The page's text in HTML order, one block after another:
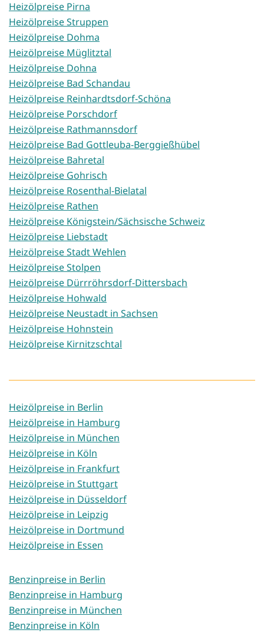
Heizölpreise Pirna
Heizölpreise Struppen
Heizölpreise Dohma
Heizölpreise Müglitztal
Heizölpreise Dohna
Heizölpreise Bad Schandau
Heizölpreise Reinhardtsdorf-Schöna
Heizölpreise Porschdorf
Heizölpreise Rathmannsdorf
Heizölpreise Bad Gottleuba-Berggießhübel
Heizölpreise Bahretal
Heizölpreise Gohrisch
Heizölpreise Rosenthal-Bielatal
Heizölpreise Rathen
Heizölpreise Königstein/Sächsische Schweiz
Heizölpreise Liebstadt
Heizölpreise Stadt Wehlen
Heizölpreise Stolpen
Heizölpreise Dürrröhrsdorf-Dittersbach
Heizölpreise Hohwald
Heizölpreise Neustadt in Sachsen
Heizölpreise Hohnstein
Heizölpreise Kirnitzschtal
Heizölpreise in Berlin
Heizölpreise in Hamburg
Heizölpreise in München
Heizölpreise in Köln
Heizölpreise in Frankfurt
Heizölpreise in Stuttgart
Heizölpreise in Düsseldorf
Heizölpreise in Leipzig
Heizölpreise in Dortmund
Heizölpreise in Essen
Benzinpreise in Berlin
Benzinpreise in Hamburg
Benzinpreise in München
Benzinpreise in Köln